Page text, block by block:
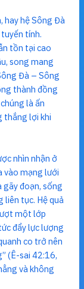
hay hệ Sông Đà
tính.
tồn tại cao
song mang
Đà – Sông
thành đồng
là ấn
thắng lợi khi
nhìn nhận ở
vào mạng lưới
gãy đoạn, sống
liên tục. Hệ quả
một lớp
đẩy lực lượng
co trở nên
(Ê-sai 42:16,
và không